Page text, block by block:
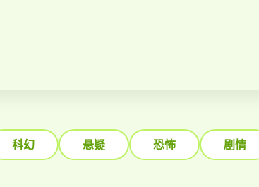
科幻 悬疑 恐怖 剧情